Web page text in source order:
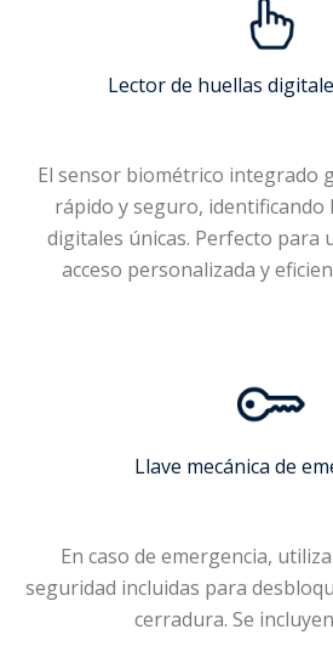
Lector de huellas
El sensor biométrico integrado
rápido y seguro, identificando
digitales únicas. Perfecto para
acceso personalizada y
Llave mecánica de
En caso de emergencia,
seguridad incluidas para
cerradura. Se